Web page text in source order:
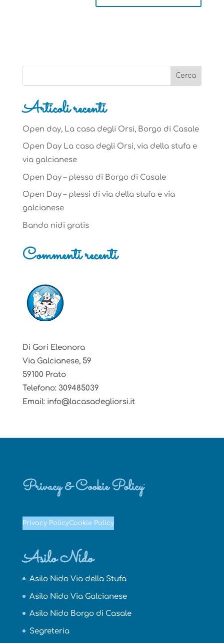
Articoli recenti
Open day, La casa degli Orsi, Borgo di Casale
Open Day La casa degli Orsi, via della stufa e
via galcianese
Open Day – plesso di Borgo di Casale
Open Day – plessi di via della stufa e via
galcianese
Bando nidi gratis
Commenti recenti
Di Gori Eleonora
Via Galcianese, 59
59100 Prato
Telefono: 309485039
Email: info@lacasadegliorsi.it
Privacy & Cookie Policy
Privacy PolicyCookie Policy
Asilo Nido
Asilo Nido Via della Stufa
Asilo Nido Via Galcianese
Asilo Nido Borgo di Casale
Segreteria